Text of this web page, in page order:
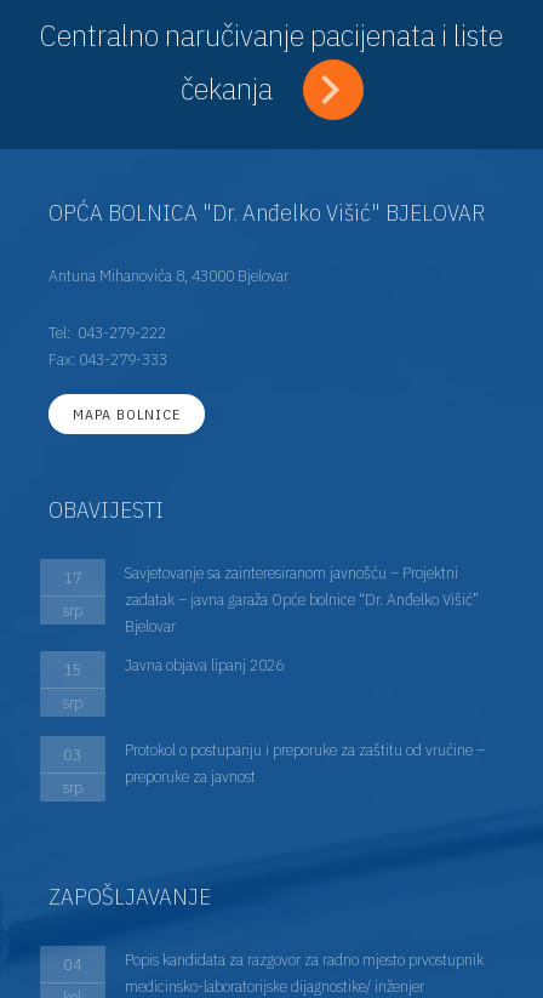
Centralno naručivanje pacijenata i liste
čekanja
OPĆA BOLNICA "Dr. Anđelko Višić" BJELOVAR
Antuna Mihanovića 8, 43000 Bjelovar
Tel: 043-279-222
Fax: 043-279-333
MAPA BOLNICE
OBAVIJESTI
17
srp
Savjetovanje sa zainteresiranom javnošću – Projektni
zadatak – javna garaža Opće bolnice “Dr. Anđelko Višić”
Bjelovar
15
srp
Javna objava lipanj 2026
03
srp
Protokol o postupanju i preporuke za zaštitu od vrućine –
preporuke za javnost
ZAPOŠLJAVANJE
04
Popis kandidata za razgovor za radno mjesto prvostupnik
medicinsko-laboratorijske dijagnostike/ inženjer